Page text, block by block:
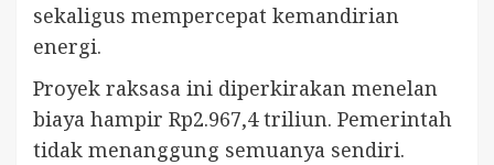
sekaligus mempercepat kemandirian
energi.
Proyek raksasa ini diperkirakan menelan
biaya hampir Rp2.967,4 triliun. Pemerintah
tidak menanggung semuanya sendiri.